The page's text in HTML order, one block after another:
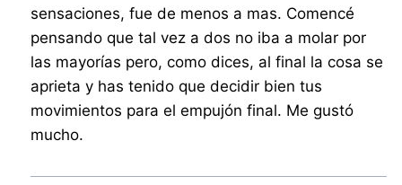
sensaciones, fue de menos a mas. Comencé
pensando que tal vez a dos no iba a molar por
las mayorías pero, como dices, al final la cosa se
aprieta y has tenido que decidir bien tus
movimientos para el empujón final. Me gustó
mucho.